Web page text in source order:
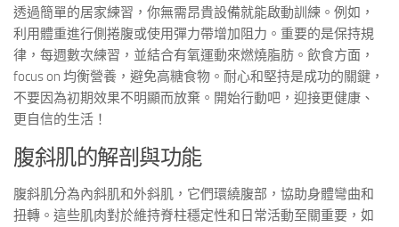
透過簡單的居家練習，你無需昂貴設備就能啟動訓練。例如，
利用體重進行側捲腹或使用彈力帶增加阻力。重要的是保持規
律，每週數次練習，並結合有氧運動來燃燒脂肪。飲食方面，
focus on 均衡營養，避免高糖食物。耐心和堅持是成功的關鍵，
不要因為初期效果不明顯而放棄。開始行動吧，迎接更健康、
更自信的生活！
腹斜肌的解剖與功能
腹斜肌分為內斜肌和外斜肌，它們環繞腹部，協助身體彎曲和
扭轉。這些肌肉對於維持脊柱穩定性和日常活動至關重要，如